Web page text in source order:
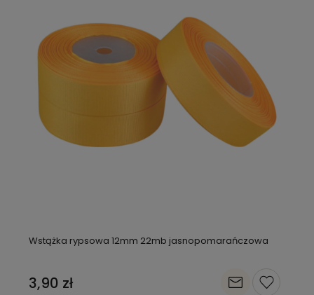
Wstążka rypsowa 12mm 22mb jasnopomarańczowa
3,90 zł